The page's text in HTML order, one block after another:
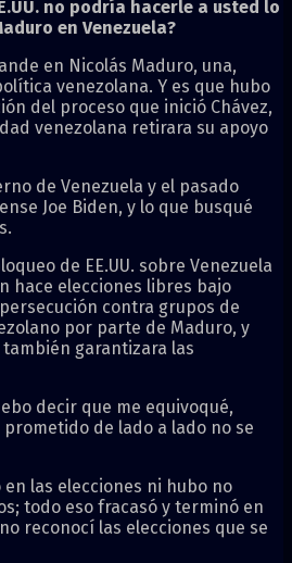
no podría hacerle a usted lo
en Venezuela?
en Nicolás Maduro, una,
venezolana. Y es que hubo
del proceso que inició Chávez,
venezolana retirara su apoyo
de Venezuela y el pasado
Joe Biden, y lo que busqué
de EE.UU. sobre Venezuela
hace elecciones libres bajo
contra grupos de
por parte de Maduro, y
garantizara las
decir que me equivoqué,
de lado a lado no se
las elecciones ni hubo no
todo eso fracasó y terminó en
reconocí las elecciones que se